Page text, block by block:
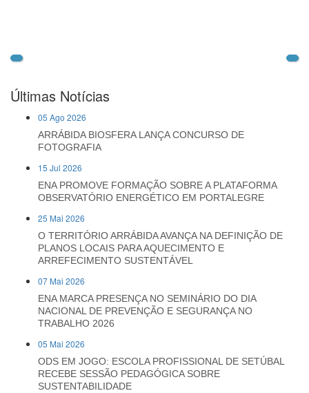
Últimas Notícias
05 Ago 2026
ARRÁBIDA BIOSFERA LANÇA CONCURSO DE
FOTOGRAFIA
15 Jul 2026
ENA PROMOVE FORMAÇÃO SOBRE A PLATAFORMA
OBSERVATÓRIO ENERGÉTICO EM PORTALEGRE
25 Mai 2026
O TERRITÓRIO ARRÁBIDA AVANÇA NA DEFINIÇÃO DE
PLANOS LOCAIS PARA AQUECIMENTO E
ARREFECIMENTO SUSTENTÁVEL
07 Mai 2026
ENA MARCA PRESENÇA NO SEMINÁRIO DO DIA
NACIONAL DE PREVENÇÃO E SEGURANÇA NO
TRABALHO 2026
05 Mai 2026
ODS EM JOGO: ESCOLA PROFISSIONAL DE SETÚBAL
RECEBE SESSÃO PEDAGÓGICA SOBRE
SUSTENTABILIDADE